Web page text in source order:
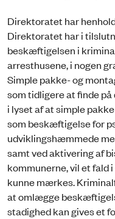
Direktoratet har
Direktoratet har i
beskæftigelsen i
arresthusene, i nogen
Simple pakke- og
som tidligere at finde
i lyset af at simple
som beskæftigelse for
udviklingshæmmede
samt ved aktivering af
kommunerne, vil et fald
kunne mærkes.
at omlægge
stadighed kan gives et